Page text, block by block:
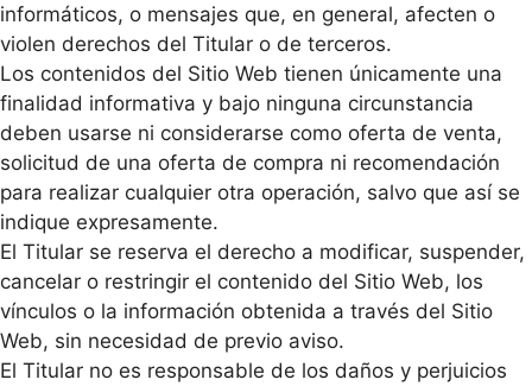
informáticos, o mensajes que, en general, afecten o
violen derechos del Titular o de terceros.
Los contenidos del Sitio Web tienen únicamente una
finalidad informativa y bajo ninguna circunstancia
deben usarse ni considerarse como oferta de venta,
solicitud de una oferta de compra ni recomendación
para realizar cualquier otra operación, salvo que así se
indique expresamente.
El Titular se reserva el derecho a modificar, suspender,
cancelar o restringir el contenido del Sitio Web, los
vínculos o la información obtenida a través del Sitio
Web, sin necesidad de previo aviso.
El Titular no es responsable de los daños y perjuicios